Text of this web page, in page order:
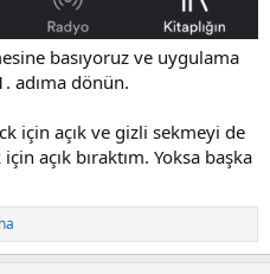
basıyoruz ve uygulama
adıma dönün.
için açık ve gizli sekmeyi de
açık bıraktım. Yoksa başka